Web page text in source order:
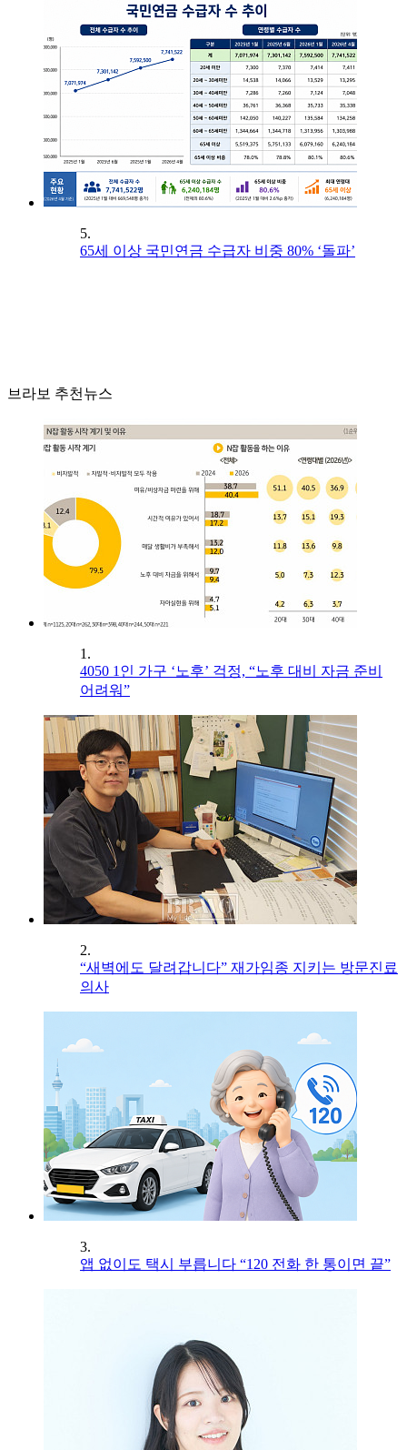
5.
65세 이상 국민연금 수급자 비중 80% ‘돌파’
브라보 추천뉴스
1.
4050 1인 가구 ‘노후’ 걱정, “노후 대비 자금 준비
어려워”
2.
“새벽에도 달려갑니다” 재가임종 지키는 방문진료
의사
3.
앱 없이도 택시 부릅니다 “120 전화 한 통이면 끝”